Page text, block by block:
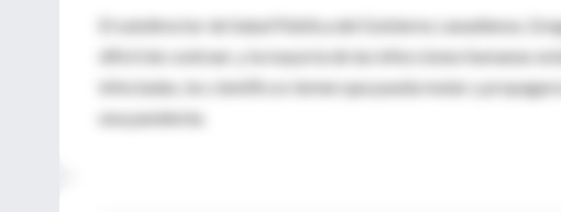
El subdirector de Salud Pública del Gobierno canadiense,
difícil de contraer, y la mayoría de las infecciones humanas
infectadas, los científicos temen que pueda mutar y
una pandemia.